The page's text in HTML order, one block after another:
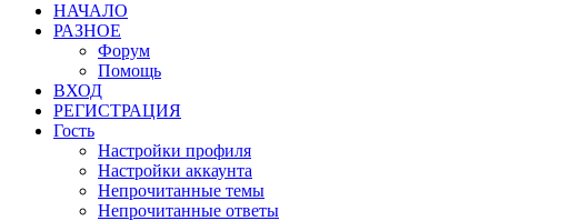
НАЧАЛО
РАЗНОЕ
Форум
Помощь
ВХОД
РЕГИСТРАЦИЯ
Гость
Настройки профиля
Настройки аккаунта
Непрочитанные темы
Непрочитанные ответы